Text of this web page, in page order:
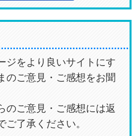
ジをより良いサイトにす
のご意見・ご感想をお聞
のご意見・ご感想には返
ご了承ください。